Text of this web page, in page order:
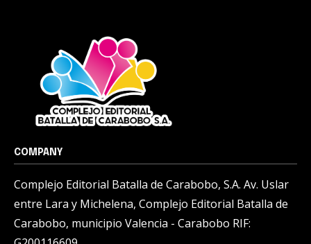
COMPANY
Complejo Editorial Batalla de Carabobo, S.A. Av. Uslar
entre Lara y Michelena, Complejo Editorial Batalla de
Carabobo, municipio Valencia - Carabobo RIF: